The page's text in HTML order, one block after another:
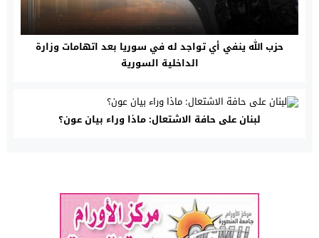
حزب الله ينفي أي تواجد له في سوريا بعد اتهامات وزارة
الداخلية السورية
لبنان على حافة الاشتعال: ماذا وراء بيان عون؟